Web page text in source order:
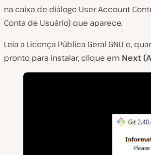
na caixa de diálogo User Account
Conta de Usuário) que aparece.
Leia a Licença Pública Geral GNU e,
pronto para instalar, clique em Next